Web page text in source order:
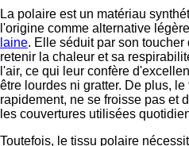
La polaire est un matériau
l'origine comme alternative
laine. Elle séduit par son
retenir la chaleur et sa
l'air, ce qui leur confère
être lourdes ni gratter. De plus,
rapidement, ne se froisse pas et
les couvertures utilisées
Toutefois, le tissu polaire